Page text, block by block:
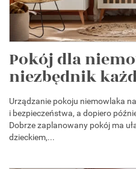
Pokój dla
niezbędnik
Urządzanie pokoju niemowlaka
i bezpieczeństwa, a dopiero
Dobrze zaplanowany pokój ma
dzieckiem,...